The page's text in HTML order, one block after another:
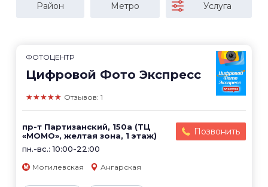
Район Метро Услуга
ФОТОЦЕНТР
Цифровой Фото Экспресс
★★★★★ Отзывов: 1
пр-т Партизанский, 150а (ТЦ
«МОМО», желтая зона, 1 этаж)
пн.-вс.: 10:00-22:00
Позвонить
Могилевская Ангарская